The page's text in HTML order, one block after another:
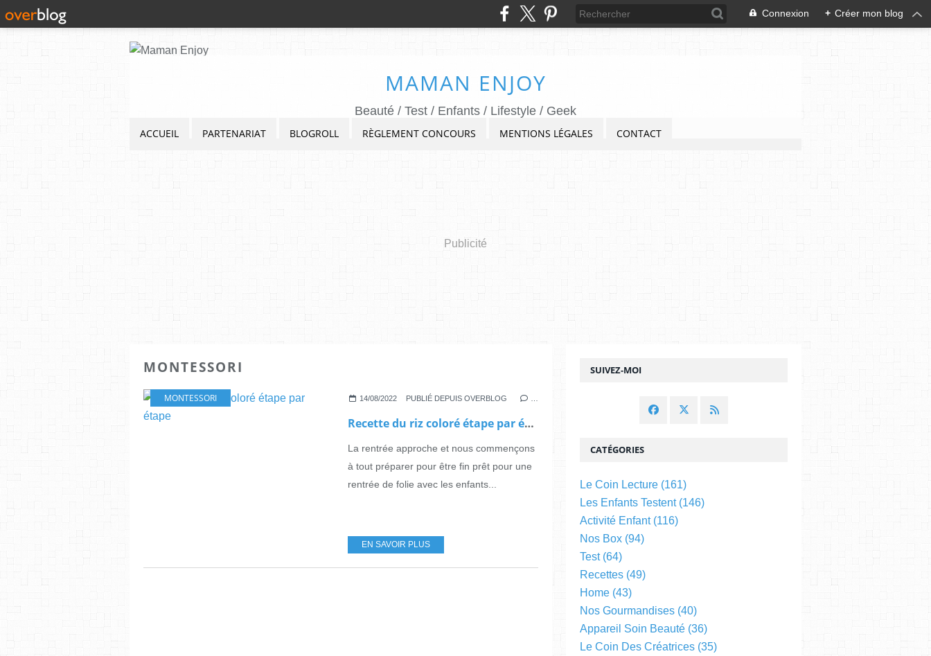
Connexion + Créer mon blog
MAMAN ENJOY
Beauté / Test / Enfants / Lifestyle / Geek
ACCUEIL PARTENARIAT BLOGROLL RÈGLEMENT CONCOURS MENTIONS LÉGALES CONTACT
Publicité
MONTESSORI
MONTESSORI 14/08/2022 PUBLIÉ DEPUIS OVERBLOG
Recette du riz coloré étape par étape
La rentrée approche et nous commençons
à tout préparer pour être fin prêt pour une
rentrée de folie avec les enfants...
EN SAVOIR PLUS
SUIVEZ-MOI
CATÉGORIES
Le Coin Lecture (161)
Les Enfants Testent(146)
Activité Enfant(116)
Nos Box (94)
Test(64)
Recettes (49)
Home (43)
Nos Gourmandises (40)
Appareil Soin Beauté (36)
Le Coin Des Créatrices (35)